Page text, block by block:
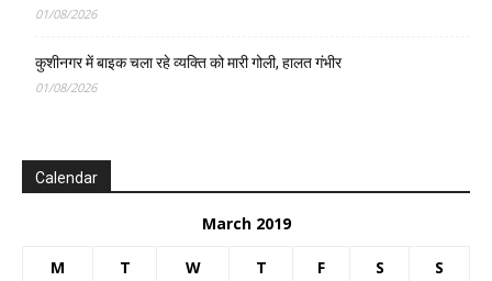
01/08/2026
कुशीनगर में बाइक चला रहे व्यक्ति को मारी गोली, हालत गंभीर
01/08/2026
Calendar
March 2019
M T W T F S S